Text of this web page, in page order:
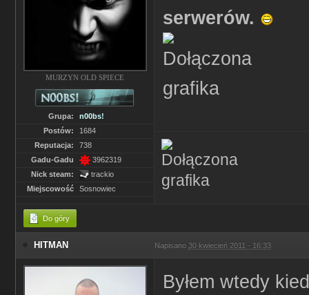
MURZYN OLD SPIECE
Grupa:
n00bs!
Postów:
1684
Reputacja:
738
Gadu-Gadu
3962319
Nick steam:
trackio
Miejscowość
Sosnowiec
serwerów.
Do góry
HITMAN Napisano 30 kwiecień 2011 - 16:33
Byłem wtedy